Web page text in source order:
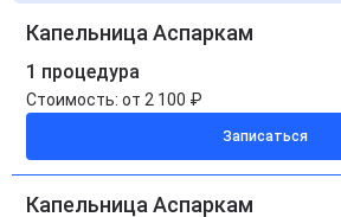
Капельница Аспаркам
1 процедура
Стоимость: от 2 100 ₽
Записаться
Капельница Аспаркам